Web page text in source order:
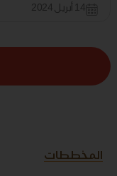
14 أبريل 2024
المخططات